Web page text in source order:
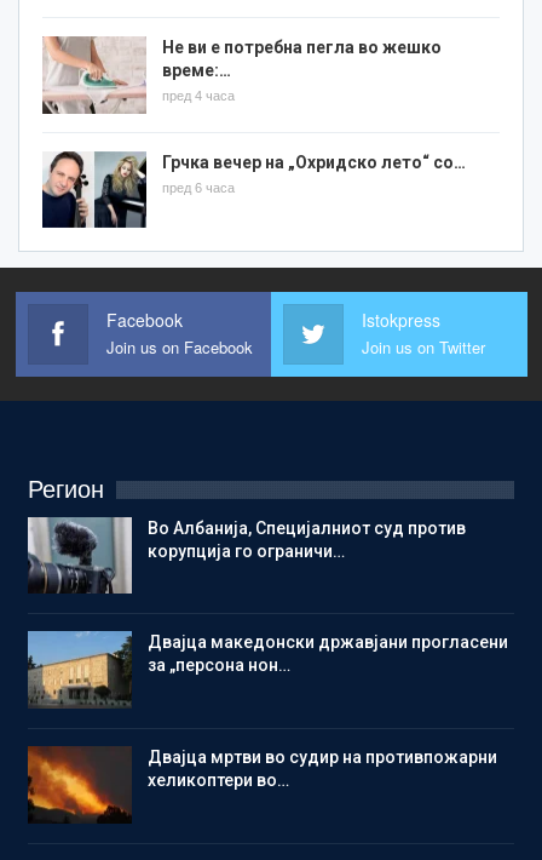
Не ви е потребна пегла во жешко
време:…
пред 4 часа
Грчка вечер на „Охридско лето“ со…
пред 6 часа
Facebook
Join us on Facebook
Istokpress
Join us on Twitter
Регион
Во Албанија, Специјалниот суд против
корупција го ограничи…
Двајца македонски државјани прогласени
за „персона нон…
Двајца мртви во судир на противпожарни
хеликоптери во…